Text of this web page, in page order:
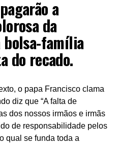
a
da
bolsa-família
do recado.
o papa Francisco clama
diz que “A falta de
dos nossos irmãos e irmãs
de responsabilidade pelos
qual se funda toda a